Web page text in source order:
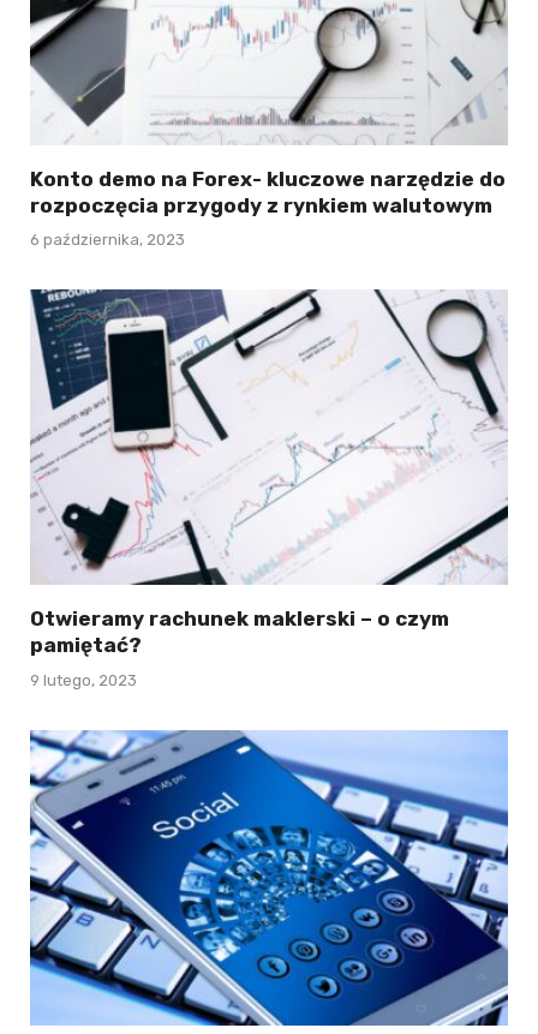
Konto demo na Forex- kluczowe narzędzie do
rozpoczęcia przygody z rynkiem walutowym
6 października, 2023
Otwieramy rachunek maklerski – o czym
pamiętać?
9 lutego, 2023